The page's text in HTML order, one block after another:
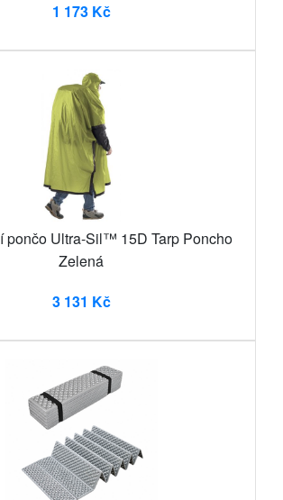
1 173 Kč
pončo Ultra-Sil™ 15D Tarp Poncho
Zelená
3 131 Kč